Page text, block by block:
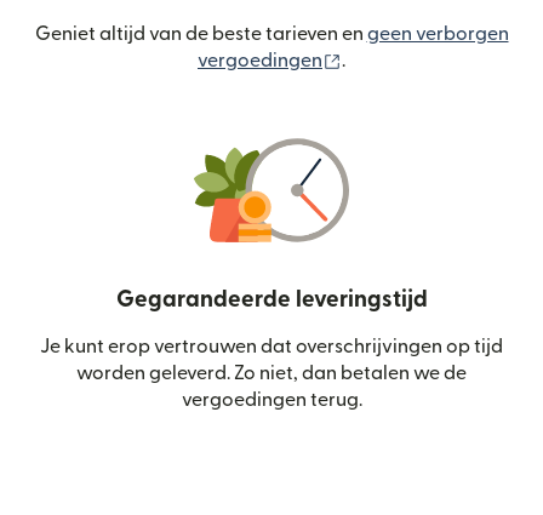
Geniet altijd van de beste tarieven en geen verborgen
vergoedingen
.
Gegarandeerde leveringstijd
Je kunt erop vertrouwen dat overschrijvingen op tijd
worden geleverd. Zo niet, dan betalen we de
vergoedingen terug.